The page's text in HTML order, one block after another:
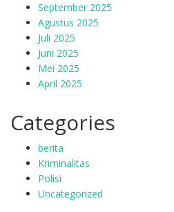
September 2025
Agustus 2025
Juli 2025
Juni 2025
Mei 2025
April 2025
Categories
berita
Kriminalitas
Polisi
Uncategorized